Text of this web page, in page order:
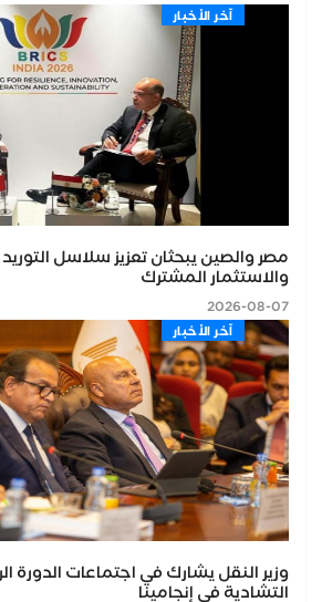
اّخر الأخبار
مصر والصين يبحثان تعزيز سلاسل التوريد
والاستثمار المشترك
2026-08-07
اّخر الأخبار
وزير النقل يشارك في اجتماعات الدورة
التشادية في إنجامينا